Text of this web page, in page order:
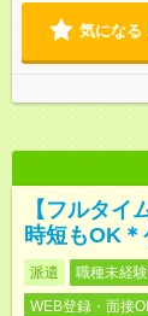
気になる
【フルタイ
時短もOK
派遣 職種未経
WEB登録・面接